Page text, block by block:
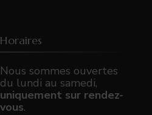
Horaires
Nous sommes ouvertes
du lundi au samedi,
uniquement sur rendez-
vous.